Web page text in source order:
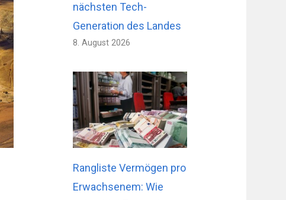
nächsten Tech-
Generation des Landes
8. August 2026
Rangliste Vermögen pro
Erwachsenem: Wie